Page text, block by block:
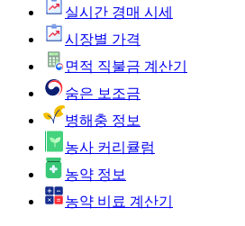
실시간 경매 시세
시장별 가격
면적 직불금 계산기
숨은 보조금
병해충 정보
농사 커리큘럼
농약 정보
농약 비료 계산기